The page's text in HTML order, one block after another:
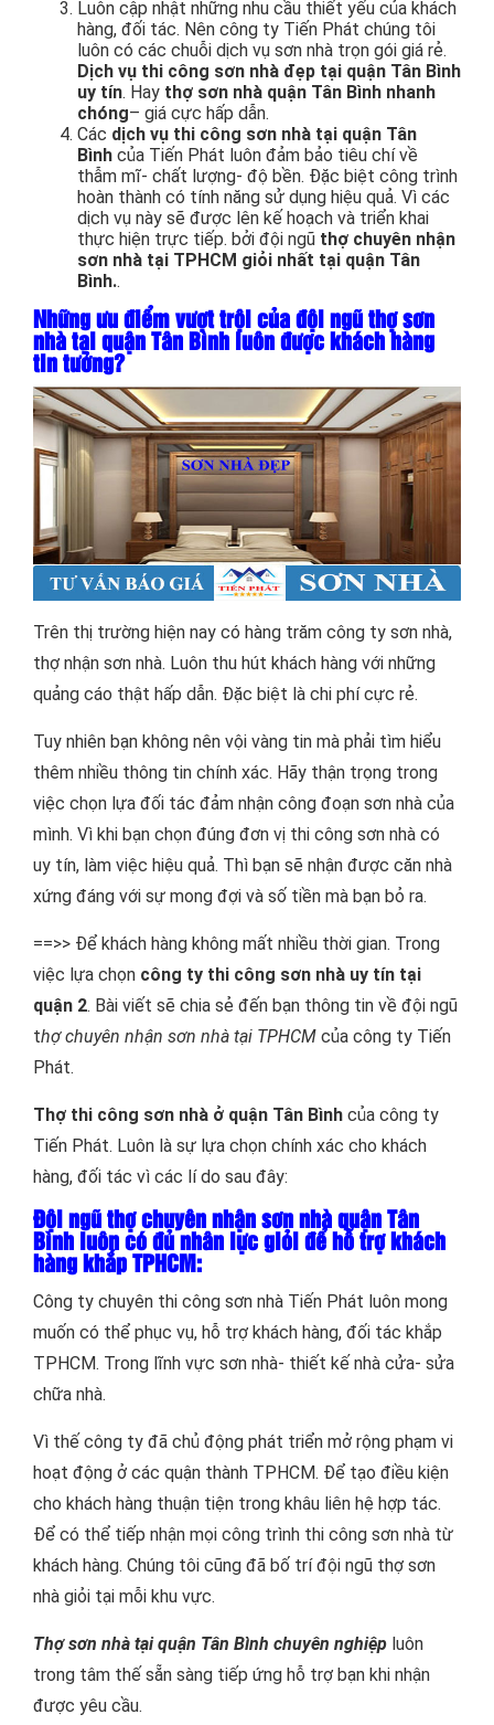
Luôn cập nhật những nhu cầu thiết yếu của khách
hàng, đối tác. Nên công ty Tiến Phát chúng tôi
luôn có các chuỗi dịch vụ sơn nhà trọn gói giá rẻ.
Dịch vụ thi công sơn nhà đẹp tại quận Tân Bình
uy tín. Hay thợ sơn nhà quận Tân Bình nhanh
chóng– giá cực hấp dẫn.
Các dịch vụ thi công sơn nhà tại quận Tân
Bình của Tiến Phát luôn đảm bảo tiêu chí về
thẫm mĩ- chất lượng- độ bền. Đặc biệt công trình
hoàn thành có tính năng sử dụng hiệu quả. Vì các
dịch vụ này sẽ được lên kế hoạch và triển khai
thực hiện trực tiếp. bởi đội ngũ thợ chuyên nhận
sơn nhà tại TPHCM giỏi nhất tại quận Tân
Bình..
Những ưu điểm vượt trội của đội ngũ thợ sơn
nhà tại quận Tân Bình luôn được khách hàng
tin tưởng?
Trên thị trường hiện nay có hàng trăm công ty sơn nhà,
thợ nhận sơn nhà. Luôn thu hút khách hàng với những
quảng cáo thật hấp dẫn. Đặc biệt là chi phí cực rẻ.
Tuy nhiên bạn không nên vội vàng tin mà phải tìm hiểu
thêm nhiều thông tin chính xác. Hãy thận trọng trong
việc chọn lựa đối tác đảm nhận công đoạn sơn nhà của
mình. Vì khi bạn chọn đúng đơn vị thi công sơn nhà có
uy tín, làm việc hiệu quả. Thì bạn sẽ nhận được căn nhà
xứng đáng với sự mong đợi và số tiền mà bạn bỏ ra.
==>> Để khách hàng không mất nhiều thời gian. Trong
việc lựa chọn công ty thi công sơn nhà uy tín tại
quận 2. Bài viết sẽ chia sẻ đến bạn thông tin về đội ngũ
thợ chuyên nhận sơn nhà tại TPHCM của công ty Tiến
Phát.
Thợ thi công sơn nhà ở quận Tân Bình của công ty
Tiến Phát. Luôn là sự lựa chọn chính xác cho khách
hàng, đối tác vì các lí do sau đây:
Đội ngũ thợ chuyên nhận sơn nhà quận Tân
Bình luôn có đủ nhân lực giỏi để hỗ trợ khách
hàng khắp TPHCM:
Công ty chuyên thi công sơn nhà Tiến Phát luôn mong
muốn có thể phục vụ, hỗ trợ khách hàng, đối tác khắp
TPHCM. Trong lĩnh vực sơn nhà- thiết kế nhà cửa- sửa
chữa nhà.
Vì thế công ty đã chủ động phát triển mở rộng phạm vi
hoạt động ở các quận thành TPHCM. Để tạo điều kiện
cho khách hàng thuận tiện trong khâu liên hệ hợp tác.
Để có thể tiếp nhận mọi công trình thi công sơn nhà từ
khách hàng. Chúng tôi cũng đã bố trí đội ngũ thợ sơn
nhà giỏi tại mỗi khu vực.
Thợ sơn nhà tại quận Tân Bình chuyên nghiệp luôn
trong tâm thế sẵn sàng tiếp ứng hỗ trợ bạn khi nhận
được yêu cầu.